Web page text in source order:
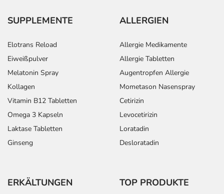
SUPPLEMENTE
Elotrans Reload
Eiweißpulver
Melatonin Spray
Kollagen
Vitamin B12 Tabletten
Omega 3 Kapseln
Laktase Tabletten
Ginseng
ALLERGIEN
Allergie Medikamente
Allergie Tabletten
Augentropfen Allergie
Mometason Nasenspray
Cetirizin
Levocetirizin
Loratadin
Desloratadin
ERKÄLTUNGEN TOP PRODUKTE